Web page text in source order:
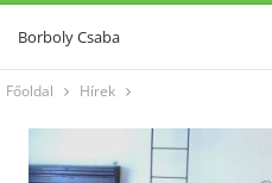
Borboly Csaba
Főoldal Hírek